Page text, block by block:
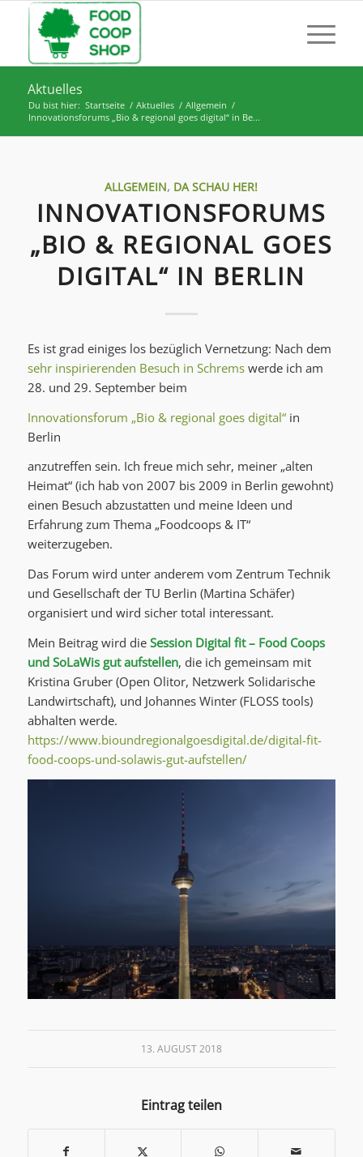
Aktuelles
Du bist hier: Startseite / Aktuelles / Allgemein /
Innovationsforums „Bio & regional goes digital“ in Be...
ALLGEMEIN, DA SCHAU HER!
INNOVATIONSFORUMS
„BIO & REGIONAL GOES
DIGITAL“ IN BERLIN
Es ist grad einiges los bezüglich Vernetzung: Nach dem
sehr inspirierenden Besuch in Schremswerde ich am
28. und 29. September beim
Innovationsforum „Bio & regional goes digital“in
Berlin
anzutreffen sein. Ich freue mich sehr, meiner „alten
Heimat“ (ich hab von 2007 bis 2009 in Berlin gewohnt)
einen Besuch abzustatten und meine Ideen und
Erfahrung zum Thema „Foodcoops & IT“
weiterzugeben.
Das Forum wird unter anderem vom Zentrum Technik
und Gesellschaft der TU Berlin (Martina Schäfer)
organisiert und wird sicher total interessant.
Mein Beitrag wird die Session Digital fit – Food Coops
und SoLaWis gut aufstellen, die ich gemeinsam mit
Kristina Gruber (Open Olitor, Netzwerk Solidarische
Landwirtschaft), und Johannes Winter (FLOSS tools)
abhalten werde.
https://www.bioundregionalgoesdigital.de/digital-fit-
food-coops-und-solawis-gut-aufstellen/
13. AUGUST 2018
Eintrag teilen